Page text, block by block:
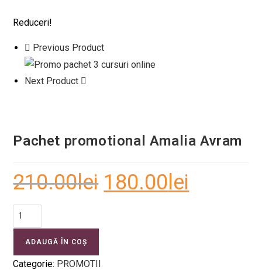
Reduceri!
Previous Product
Next Product
Pachet promotional Amalia Avram
210.00lei 180.00 lei
ADAUGĂ ÎN COȘ
Categorie: PROMOTII